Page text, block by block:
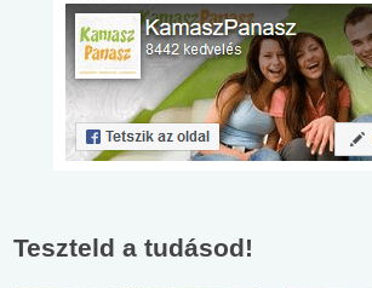
Teszteld a tudásod!